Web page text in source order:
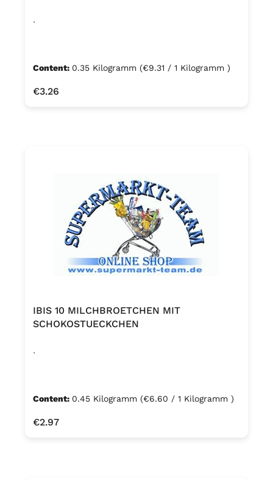
.
Content: 0.35 Kilogramm (€9.31 / 1 Kilogramm )
Regular price:
€3.26
IBIS 10 MILCHBROETCHEN MIT
SCHOKOSTUECKCHEN
.
Content: 0.45 Kilogramm (€6.60 / 1 Kilogramm )
Regular price:
€2.97